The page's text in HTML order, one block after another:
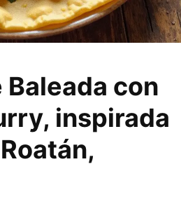
Baleada con
inspirada